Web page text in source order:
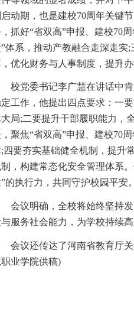
动期，也是建校70周年关键
抓好“省双高”申报、建校70
体系，推动产教融合走深走实
优化财务与人事制度，提升办
校党委书记李广慧在讲话中
工作，他提出四点要求：一
局;二要提升干部履职能力，
，聚焦“省双高”申报、建校70
;四要夯实基础健全机制，提升
，构建常态化安全管理体系
的执行力，共同守护校园平安。
会议明确，全校将始终坚持
服务社会能力，为学校持续高
会议还传达了河南省教育厅
业学院供稿)